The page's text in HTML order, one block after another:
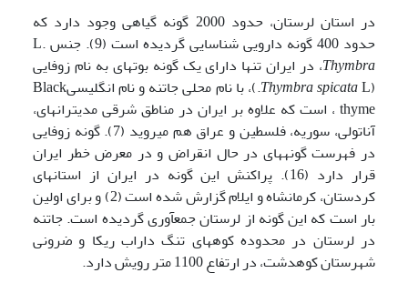
در استان لرستان، حدود 2000 گونه گیاهی وجود دارد که
حدود 400 گونه دارویی شناسایی گردیده است (9). جنس L.
Thymbra، در ایران تنها دارای یک گونه بوته­ای به نام زوفایی
(
Thymbraspicata
L.)، با نام محلی جاتنه و نام انگلیسیBlack
thyme ، است که علاوه بر ایران در مناطق شرقی مدیترانه­ای،
آناتولی، سوریه، فلسطین و عراق هم می­روید (7). گونه زوفایی
در فهرست گونه­های در حال انقراض و در معرض خطر ایران
قرار دارد (16). پراکنش این گونه در ایران از استان­های
کردستان، کرمانشاه و ایلام گزارش شده است (2) و برای اولین
بار است که این گونه از لرستان جمع­آوری گردیده است. جاتنه
در لرستان در محدوده کوه­های تنگ داراب ریکا و ضرونی
شهرستان کوهدشت، در ارتفاع 1100 متر رویش دارد.